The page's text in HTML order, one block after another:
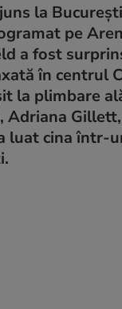
la
pe
a fost
în centrul
la plimbare
Adriana
luat cina într-